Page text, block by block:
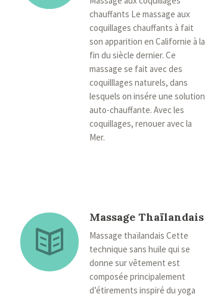
chauffants Le massage aux
coquillages chauffants à fait
son apparition en Californie à la
fin du siècle dernier. Ce
massage se fait avec des
coquilllages naturels, dans
lesquels on insére une solution
auto-chauffante. Avec les
coquillages, renouer avec la
Mer.
Massage Thaïlandais
Massage thaïlandais Cette
technique sans huile qui se
donne sur vêtement est
composée principalement
d’étirements inspiré du yoga